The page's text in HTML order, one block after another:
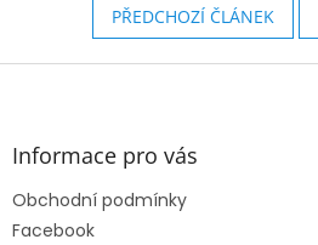
PŘEDCHOZÍ ČLÁNEK
Z
Informace pro vás
Obchodní podmínky
Facebook